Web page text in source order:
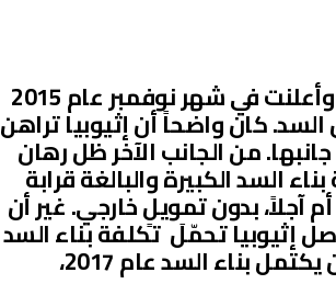
ثالثاً: واصلتْ إثيوبيا في تلك الأثناء بناءَ سد النهضة، وأعلنت في شهر نوفمبر عام 2015
كان واضحاً أن إثيوبيا تراهن
من الجانب الآخر ظل رهان
السد الكبيرة والبالغة قرابة
آجلاً، بدون تمويلٍ خارجي. غير أن
إثيوبيا تحمّلَ تكلفة بناء السد
من مواردها الوطنية، ودون تمويلٍ خارجي. ويُتوقّع أن يكتمل بناء السد عام 2017،